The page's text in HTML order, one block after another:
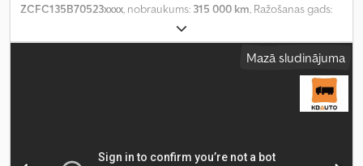
ZCFC135B70523xxxx, nobraukums: 315 000 km, Ražošanas gads:
Mazā sludinājuma